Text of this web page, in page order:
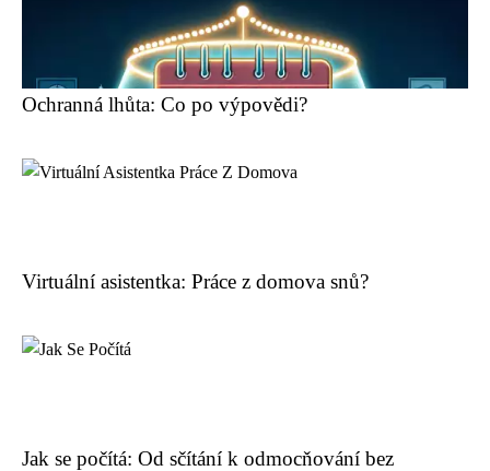
Ochranná lhůta: Co po výpovědi?
Virtuální asistentka: Práce z domova snů?
Jak se počítá: Od sčítání k odmocňování bez